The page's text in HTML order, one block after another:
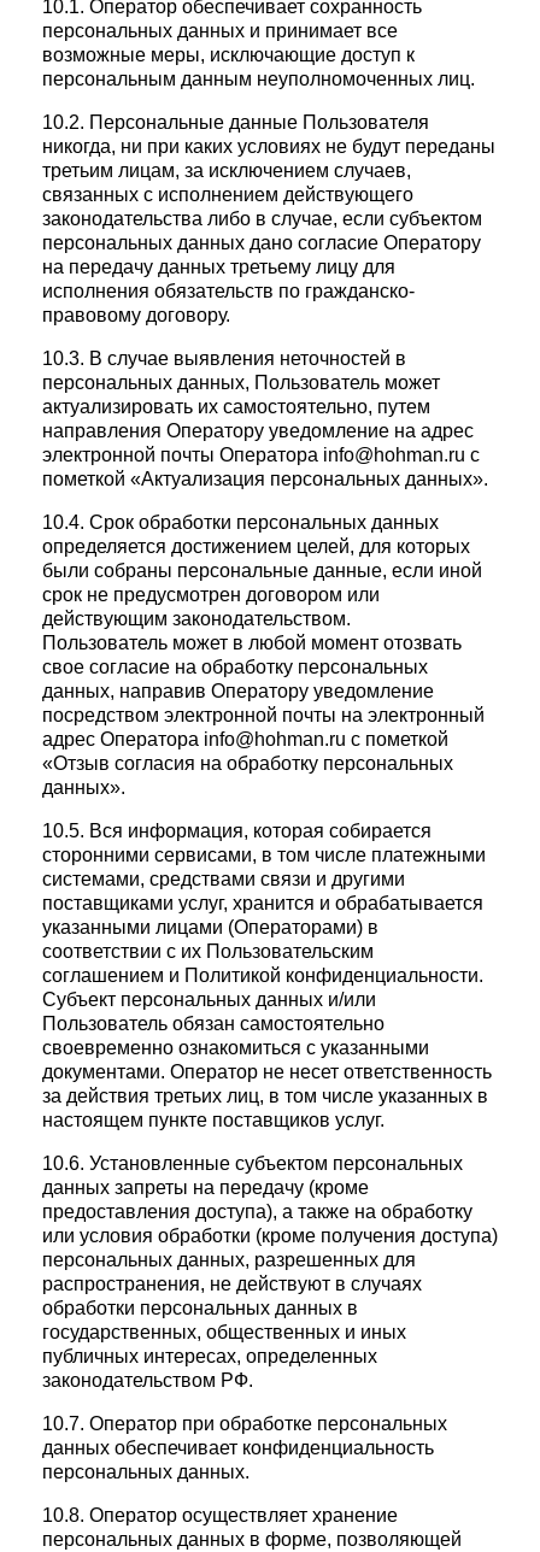
10.1. Оператор обеспечивает сохранность
персональных данных и принимает все
возможные меры, исключающие доступ к
персональным данным неуполномоченных лиц.
10.2. Персональные данные Пользователя
никогда, ни при каких условиях не будут переданы
третьим лицам, за исключением случаев,
связанных с исполнением действующего
законодательства либо в случае, если субъектом
персональных данных дано согласие Оператору
на передачу данных третьему лицу для
исполнения обязательств по гражданско-
правовому договору.
10.3. В случае выявления неточностей в
персональных данных, Пользователь может
актуализировать их самостоятельно, путем
направления Оператору уведомление на адрес
электронной почты Оператора info@hohman.ru с
пометкой «Актуализация персональных данных».
10.4. Срок обработки персональных данных
определяется достижением целей, для которых
были собраны персональные данные, если иной
срок не предусмотрен договором или
действующим законодательством.
Пользователь может в любой момент отозвать
свое согласие на обработку персональных
данных, направив Оператору уведомление
посредством электронной почты на электронный
адрес Оператора info@hohman.ru с пометкой
«Отзыв согласия на обработку персональных
данных».
10.5. Вся информация, которая собирается
сторонними сервисами, в том числе платежными
системами, средствами связи и другими
поставщиками услуг, хранится и обрабатывается
указанными лицами (Операторами) в
соответствии с их Пользовательским
соглашением и Политикой конфиденциальности.
Субъект персональных данных и/или
Пользователь обязан самостоятельно
своевременно ознакомиться с указанными
документами. Оператор не несет ответственность
за действия третьих лиц, в том числе указанных в
настоящем пункте поставщиков услуг.
10.6. Установленные субъектом персональных
данных запреты на передачу (кроме
предоставления доступа), а также на обработку
или условия обработки (кроме получения доступа)
персональных данных, разрешенных для
распространения, не действуют в случаях
обработки персональных данных в
государственных, общественных и иных
публичных интересах, определенных
законодательством РФ.
10.7. Оператор при обработке персональных
данных обеспечивает конфиденциальность
персональных данных.
10.8. Оператор осуществляет хранение
персональных данных в форме, позволяющей